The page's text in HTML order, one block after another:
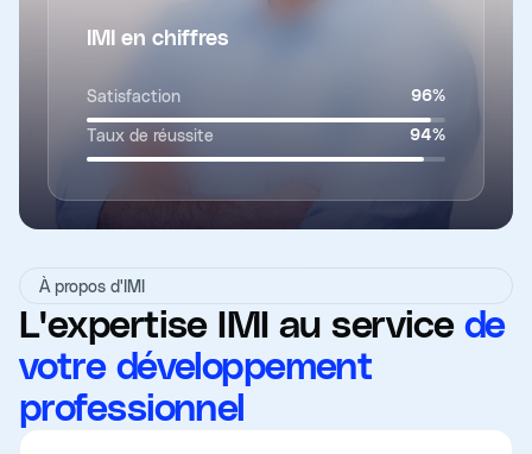
IMI en chiffres
Satisfaction 96%
Taux de réussite 94%
À propos d'IMI
L'expertise IMI au service de
votre développement
professionnel